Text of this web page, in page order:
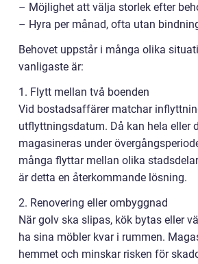
– Möjlighet att välja storlek efter
– Hyra per månad, ofta utan
Behovet uppstår i många olika
vanligaste är:
1. Flytt mellan två boenden
Vid bostadsaffärer matchar
utflyttningsdatum. Då kan hela eller
magasineras under
många flyttar mellan olika
är detta en återkommande lösning.
2. Renovering eller ombyggnad
När golv ska slipas, kök bytas eller
ha sina möbler kvar i rummen.
hemmet och minskar risken för